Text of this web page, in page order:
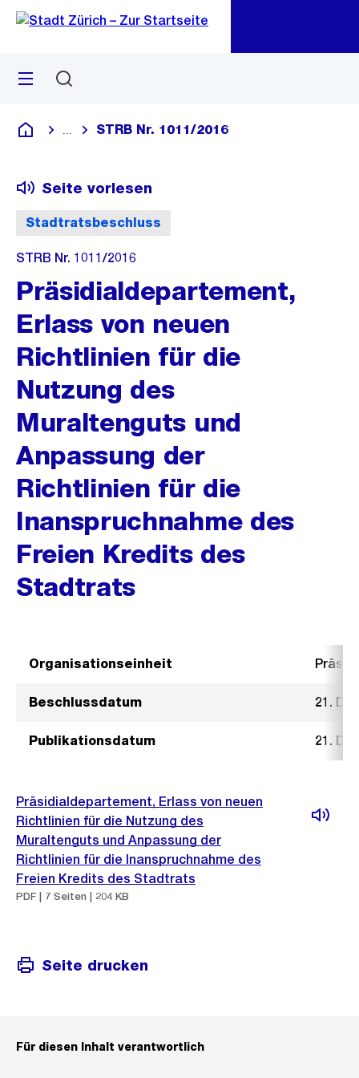
Navigation
Sprunglink
Menü
Deutsch
Blende alle Breadcrumbs ein
STRB Nr. 1011/2016
Stadtratsbeschluss
Seite vorlesen
STRB Nr. 1011/2016
Präsidialdepartement,
Erlass von neuen
Richtlinien für die
Nutzung des
Muraltenguts und
Anpassung der
Richtlinien für die
Inanspruchnahme des
Freien Kredits des
Stadtrats
Organisationseinheit
Beschlussdatum 21.
Publikationsdatum 21.
Präsidialdepartement, Erlass von neuen
Richtlinien für die Nutzung des
Muraltenguts und Anpassung der
Richtlinien für die Inanspruchnahme des
Freien Kredits des Stadtrats
PDF | 7 Seiten | 204 KB
Seite drucken
Für diesen Inhalt verantwortlich